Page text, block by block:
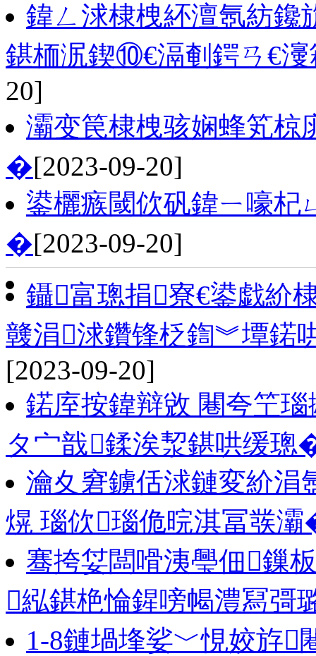
鍏ㄥ浗棣栧紑澶氬紡
鍖栭泦鍥⑩€滆剦鍔ㄢ€
20]
灞变笢棣栧骇娴蜂笂椋
�[2023-09-20]
鍙欐瘯閾佽矾鍏ㄧ嚎
�[2023-09-20]
鑷富璁捐寮€鍙戯紒
竷涓浗鑽锋柉鍧︾墰鍩
[2023-09-20]
鍩庢按鍏辩敓 闀夸笁
タ宀戠鍒涘洯鍖哄缓璁
瀹夊窘鐪佸浗鏈変紒涓
熀 瑙佽瑙佹晥淇冨彂
骞挎姇闆嗗洟璺佃鏁
紭鍖栬惀鍟嗙幆澧冩彁
1-8鏈堝埄娑﹀悓姣斿